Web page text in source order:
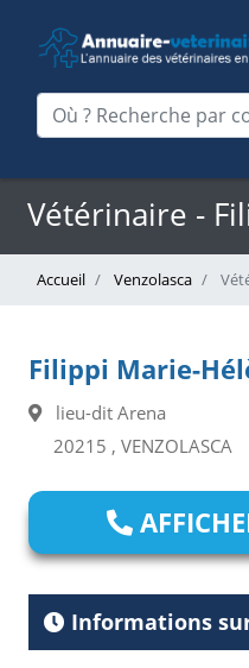
Vétérinaire -
Accueil Venzolasca
Filippi Marie-
lieu-dit Arena
20215 , VENZOLASCA
Informations